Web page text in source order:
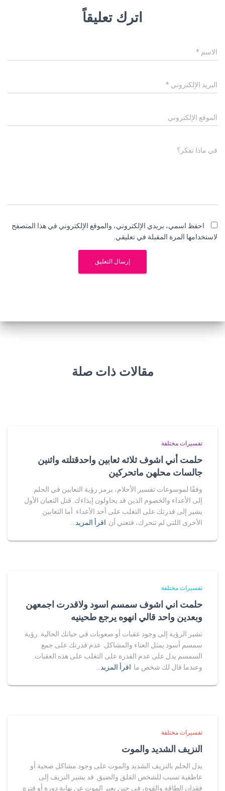
اترك تعليقاً
الاسم *
البريد الإلكتروني *
الموقع الإلكتروني
في ماذا تفكر؟
احفظ اسمي، بريدي الإلكتروني، والموقع الإلكتروني في هذا المتصفح
لاستخدامها المرة المقبلة في تعليقي.
مقالات ذات صلة
تفسيرات مختلفة
حلمت أني اشوف ثلاثه ثعابين واحدقتلته واثنين
جالسات محلهن ماتحركين
وفقًا لموسوعات تفسير الأحلام، يرمز رؤية الثعابين في الحلم
إلى الأعداء والخصوم الذين قد يحاولون إيذاءك. قتل الثعبان الأول
يشير إلى قدرتك على التغلب على أحد الأعداء. أما الثعابين
الأخرى اللتي لم تتحرك، فتعني أن اقرأ المزيد…
تفسيرات مختلفة
حلمت اني اشوف سمسم اسود ولاقدرت اجمعهن
وبعدين واحد قالي انهوه يرجع طحينيه
تشير الرؤية إلى وجود عقبات أو صعوبات في حياتك الحالية. رؤية
سمسم أسود يمثل العناء والمشاكل. عدم قدرتك على جمع
السمسم يدل على عدم القدرة على التغلب على هذه العقبات.
وعندما قال لك شخص ما اقرأ المزيد…
تفسيرات مختلفة
النزيف الشديد والموت
يدل الحلم بالنزيف الشديد والموت على وجود مشاكل صحية أو
عاطفية تسبب للشخص القلق والضيق. قد يشير النزيف إلى
فقدان الطاقة والقوة، في حين يعبر الموت عن نهاية دورة أو فترة